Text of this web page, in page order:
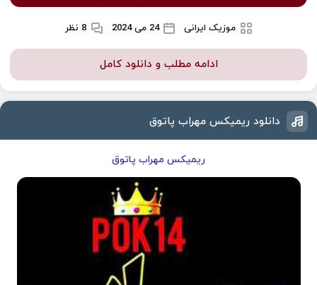
موزیک ایرانی 24 می 2024 8 نظر
ادامه مطلب و دانلود کامل
دانلود ریمیکس مهراب پاتوق
ریمیکس مهراب پاتوق